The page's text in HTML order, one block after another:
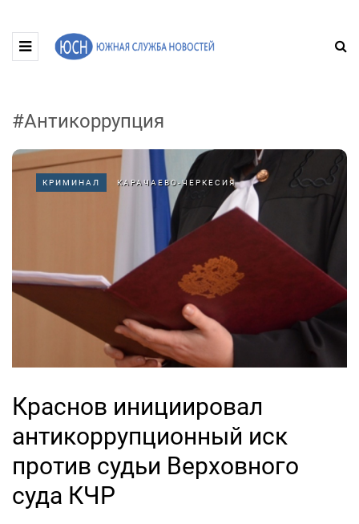
#Антикоррупция
КРИМИНАЛ КАРАЧАЕВО-ЧЕРКЕСИЯ
Краснов инициировал
антикоррупционный иск
против судьи Верховного
суда КЧР